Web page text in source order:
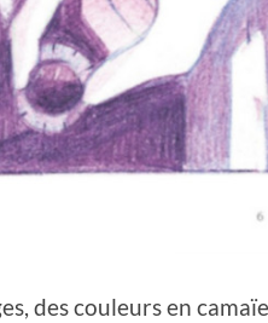
des couleurs en